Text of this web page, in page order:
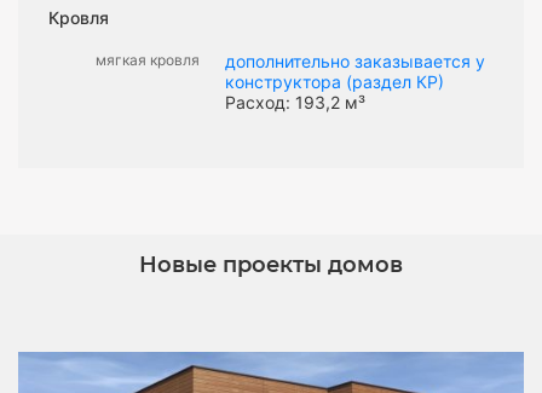
Кровля
мягкая кровля
дополнительно заказывается у
конструктора (раздел КР)
Расход: 193,2 м³
Новые проекты домов